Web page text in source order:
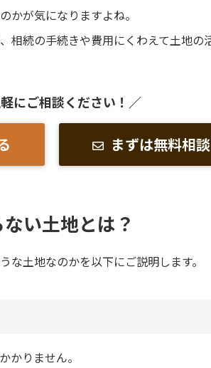
かが気になりますよね。
続の手続きや費用にくわえて土地の
にご相談ください！／
まずは無料相
い土地とは？
土地なのかを以下にご説明します。
かりません。